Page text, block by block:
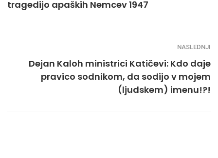
tragedijo apaških Nemcev 1947
NASLEDNJI
Dejan Kaloh ministrici Katičevi: Kdo daje
pravico sodnikom, da sodijo v mojem
(ljudskem) imenu!?!